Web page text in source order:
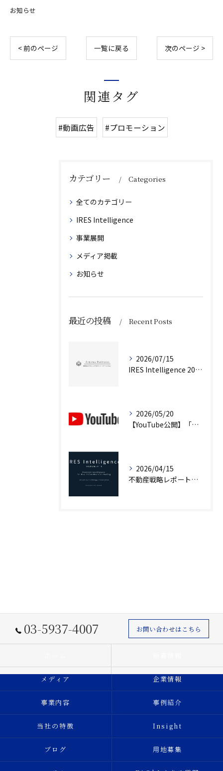
お知らせ
< 前のページ 一覧に戻る 次のページ >
関連タグ
#動画広告 #プロモーション
カテゴリー Categories
全てのカテゴリー
IRES Intelligence
事業展開
メディア掲載
お知らせ
最近の投稿 Recent Posts
2026/07/15
IRES Intelligence 2026 Q2（第2号）を公開しました
2026/05/20
【YouTube公開】「不動産は『資産』ではない」｜企業不動産を経営判断で考えるCRE戦略
2026/04/15
不動産戦略レポート「IRES Intelligence」創刊｜市場構造から読み解く意思決定
03-5937-4007 お問い合わせはこちら
メディア 企業情報
事業内容 事例紹介
当社の特徴 Insight
ブログ 用地募集